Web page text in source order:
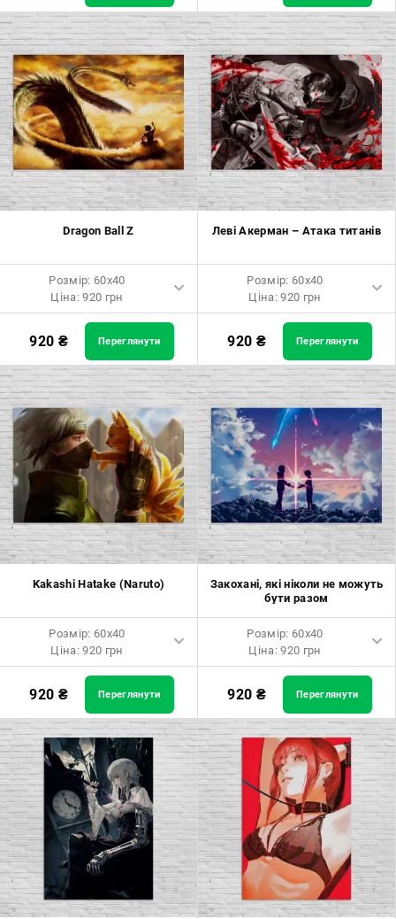
Розмір: 40x40 Ціна: 840 грн
Розмір: 50x50 Ціна: 970 грн
Розмір: 60x60 Ціна: 1290 грн
Розмір: 70x70 Ціна: 1550 грн
Розмір: 80x80 Ціна: 1650 грн
Розмір: 90x90 Ціна: 1800 грн
Розмір: 100x100 Ціна: 2500
грн
Розмір: 40x40 Ціна: 840 грн
Розмір: 50x50 Ціна: 970 грн
Розмір: 60x60 Ціна: 1290 грн
Розмір: 70x70 Ціна: 1550 грн
Розмір: 80x80 Ціна: 1650 грн
Розмір: 90x90 Ціна: 1800 грн
Розмір: 100x100 Ціна: 2500
грн
Dragon Ball Z
Розмір: 60x40
Ціна: 920 грн
Розмір: 60x40 Ціна: 920 грн
Розмір: 90x60 Ціна: 1650 грн
Розмір: 120x80 Ціна: 2050 грн
920 ₴ Переглянути
Леві Акерман – Атака титанів
Розмір: 60x40
Ціна: 920 грн
Розмір: 60x40 Ціна: 920 грн
Розмір: 90x60 Ціна: 1650 грн
Розмір: 120x80 Ціна: 2050 грн
920 ₴ Переглянути
Kakashi Hatake (Naruto)
Розмір: 60x40
Ціна: 920 грн
Розмір: 60x40 Ціна: 920 грн
Розмір: 90x60 Ціна: 1650 грн
Розмір: 120x80 Ціна: 2050 грн
920 ₴ Переглянути
Закохані, які ніколи не можуть
бути разом
Розмір: 60x40
Ціна: 920 грн
Розмір: 60x40 Ціна: 920 грн
Розмір: 90x60 Ціна: 1650 грн
Розмір: 120x80 Ціна: 2050 грн
920 ₴ Переглянути